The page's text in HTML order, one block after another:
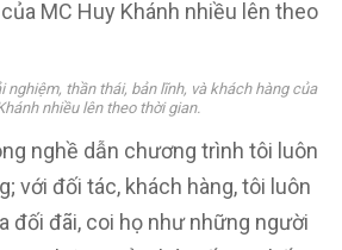
nghiệm, thần thái, bản lĩnh, và khách hàng của
nhiều lên theo thời gian.
nghề dẫn chương trình tôi luôn
với đối tác, khách hàng, tôi luôn
đối đãi, coi họ như những người